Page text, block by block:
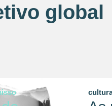
global